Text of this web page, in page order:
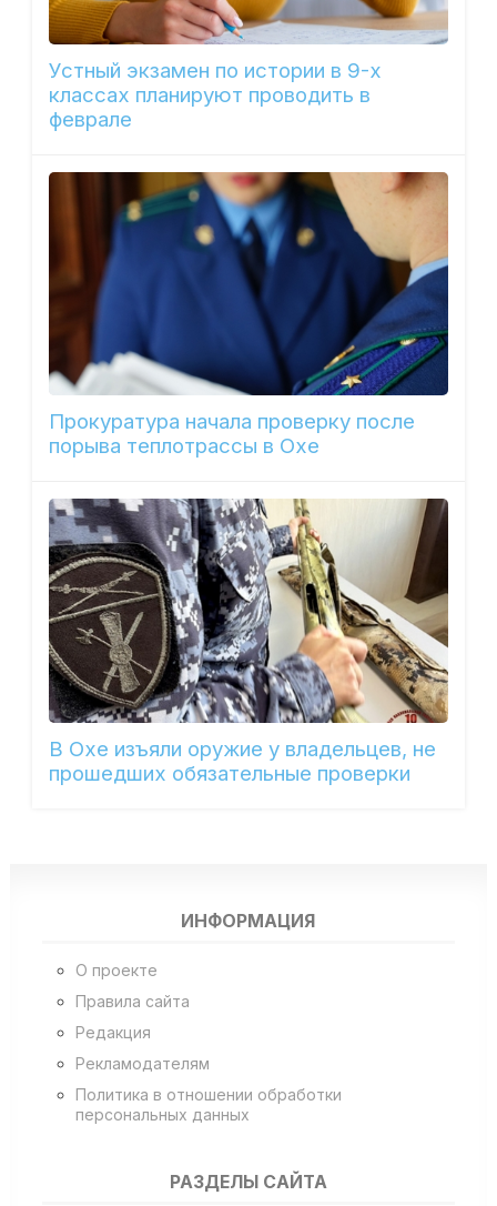
Устный экзамен по истории в 9-х
классах планируют проводить в
феврале
Прокуратура начала проверку после
порыва теплотрассы в Охе
В Охе изъяли оружие у владельцев, не
прошедших обязательные проверки
ИНФОРМАЦИЯ
О проекте
Правила сайта
Редакция
Рекламодателям
Политика в отношении обработки
персональных данных
РАЗДЕЛЫ САЙТА